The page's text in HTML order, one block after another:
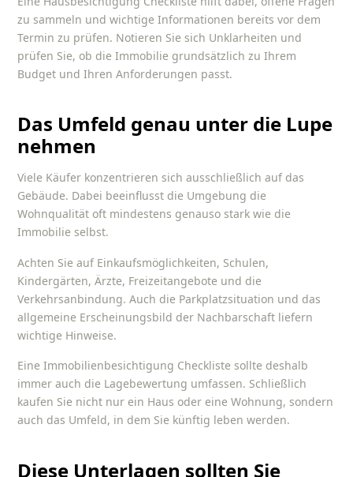
zu sammeln und wichtige Informationen bereits vor dem
Termin zu prüfen. Notieren Sie sich Unklarheiten und
prüfen Sie, ob die Immobilie grundsätzlich zu Ihrem
Budget und Ihren Anforderungen passt.
Das Umfeld genau unter die Lupe
nehmen
Viele Käufer konzentrieren sich ausschließlich auf das
Gebäude. Dabei beeinflusst die Umgebung die
Wohnqualität oft mindestens genauso stark wie die
Immobilie selbst.
Achten Sie auf Einkaufsmöglichkeiten, Schulen,
Kindergärten, Ärzte, Freizeitangebote und die
Verkehrsanbindung. Auch die Parkplatzsituation und das
allgemeine Erscheinungsbild der Nachbarschaft liefern
wichtige Hinweise.
EineImmobilienbesichtigung Checkliste sollte deshalb
immer auch die Lagebewertung umfassen. Schließlich
kaufen Sie nicht nur ein Haus oder eine Wohnung, sondern
auch das Umfeld, in dem Sie künftig leben werden.
Diese Unterlagen sollten Sie